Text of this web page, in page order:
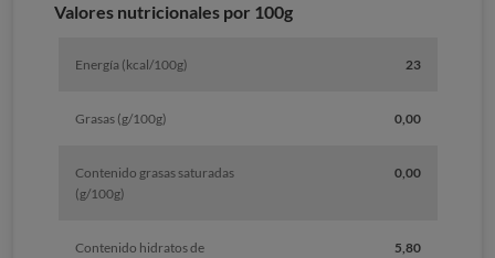
Valores nutricionales por 100g
Energía (kcal/100g) 23
Grasas (g/100g) 0,00
Contenido grasas saturadas
(g/100g)
0,00
Contenido hidratos de
5,80